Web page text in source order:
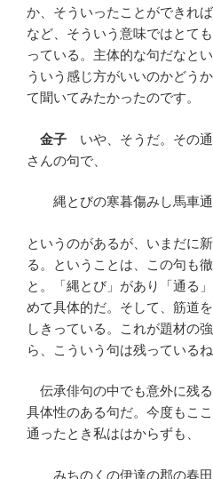
か、そういったことができれ
など、そういう意味ではとて
っている。主体的な句だなと
ういう感じ方がいいのかどう
て聞いてみたかったのです。
金子 いや、そうだ。その
さんの句で、
縄とびの寒暮傷みし馬車
というのがあるが、いまだに
る。ということは、この句も
と。「縄とび」があり「通る
めて具体的だ。そして、筋道
しきっている。これが題材の
ら、こういう句は残っているね
伝承俳句の中でも意外に残
具体性のある句だ。今度もこ
通ったとき私ははからずも、
みちのくの伊達の郡の春